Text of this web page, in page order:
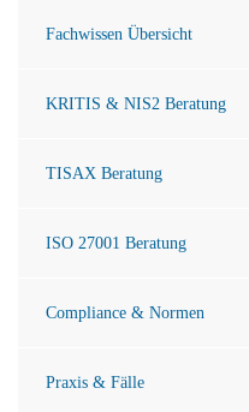
Fachwissen Übersicht
KRITIS & NIS2 Beratung
TISAX Beratung
ISO 27001 Beratung
Compliance & Normen
Praxis & Fälle